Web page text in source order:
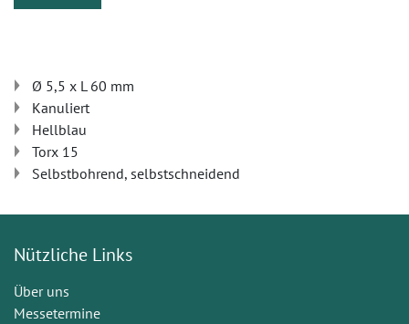
Ø 5,5 x L 60 mm
Kanuliert
Hellblau
Torx 15
Selbstbohrend, selbstschneidend
Nützliche Links
Über uns
Messetermine